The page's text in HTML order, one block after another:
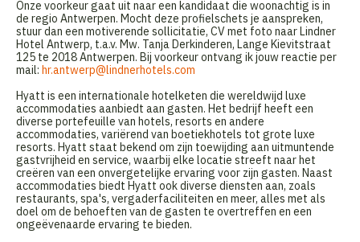
Onze voorkeur gaat uit naar een kandidaat die woonachtig is in
de regio Antwerpen. Mocht deze profielschets je aanspreken,
stuur dan een motiverende sollicitatie, CV met foto naar Lindner
Hotel Antwerp, t.a.v. Mw. Tanja Derkinderen, Lange Kievitstraat
125 te 2018 Antwerpen. Bij voorkeur ontvang ik jouw reactie per
mail: hr.antwerp@lindnerhotels.com
Hyatt is een internationale hotelketen die wereldwijd luxe
accommodaties aanbiedt aan gasten. Het bedrijf heeft een
diverse portefeuille van hotels, resorts en andere
accommodaties, variërend van boetiekhotels tot grote luxe
resorts. Hyatt staat bekend om zijn toewijding aan uitmuntende
gastvrijheid en service, waarbij elke locatie streeft naar het
creëren van een onvergetelijke ervaring voor zijn gasten. Naast
accommodaties biedt Hyatt ook diverse diensten aan, zoals
restaurants, spa's, vergaderfaciliteiten en meer, alles met als
doel om de behoeften van de gasten te overtreffen en een
ongeëvenaarde ervaring te bieden.